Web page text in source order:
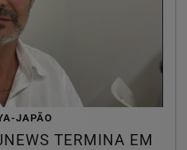
JAPÃO
TERMINA EM